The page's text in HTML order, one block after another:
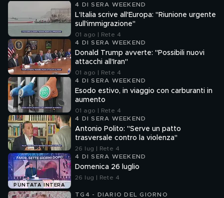
4 DI SERA WEEKEND
L'Italia scrive all'Europa: "Riunione urgente
sull'immigrazione"
01 ago | Rete 4
4 DI SERA WEEKEND
Donald Trump avverte: "Possibili nuovi
attacchi all'Iran"
01 ago | Rete 4
4 DI SERA WEEKEND
Esodo estivo, in viaggio con carburanti in
aumento
01 ago | Rete 4
4 DI SERA WEEKEND
Antonio Polito: "Serve un patto
trasversale contro la violenza"
26 lug | Rete 4
PUNTATA INTERA
4 DI SERA WEEKEND
Domenica 26 luglio
26 lug | Rete 4
TG4 - DIARIO DEL GIORNO